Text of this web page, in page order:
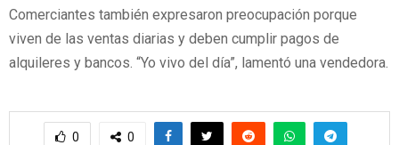
Comerciantes también expresaron preocupación porque
viven de las ventas diarias y deben cumplir pagos de
alquileres y bancos. “Yo vivo del día”, lamentó una vendedora.
0 0